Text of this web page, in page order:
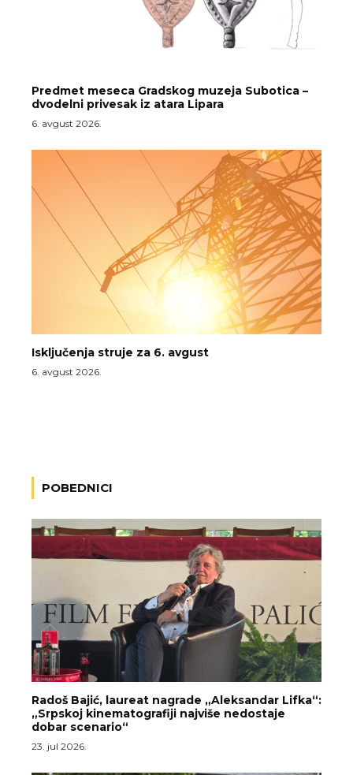
Predmet meseca Gradskog muzeja Subotica –
dvodelni privesak iz atara Lipara
6. avgust 2026.
Isključenja struje za 6. avgust
6. avgust 2026.
POBEDNICI
Radoš Bajić, laureat nagrade „Aleksandar Lifka“:
„Srpskoj kinematografiji najviše nedostaje
dobar scenario“
23. jul 2026.